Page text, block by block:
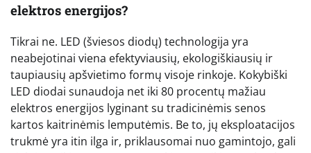
elektros energijos?
Tikrai ne. LED (šviesos diodų) technologija yra
neabejotinai viena efektyviausių, ekologiškiausių ir
taupiausių apšvietimo formų visoje rinkoje. Kokybiški
LED diodai sunaudoja net iki 80 procentų mažiau
elektros energijos lyginant su tradicinėmis senos
kartos kaitrinėmis lemputėmis. Be to, jų eksploatacijos
trukmė yra itin ilga ir, priklausomai nuo gamintojo, gali